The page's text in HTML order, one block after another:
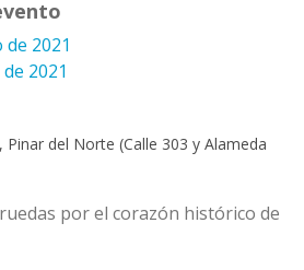
2021
2021
del Norte (Calle 303 y Alameda
por el corazón histórico de